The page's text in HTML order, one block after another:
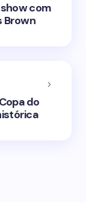
com
Brown
do